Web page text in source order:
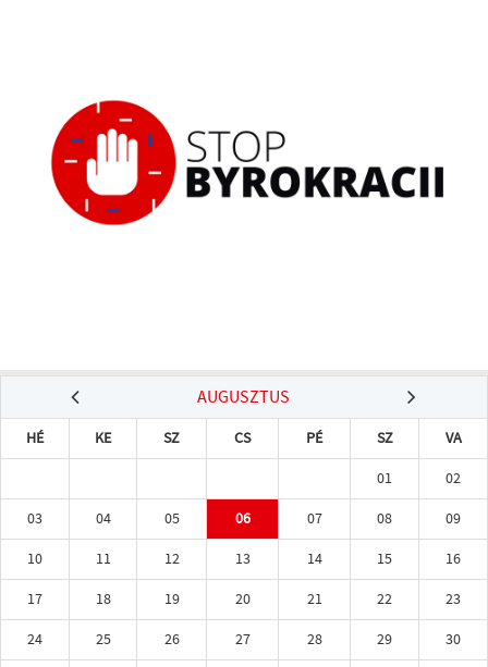
AUGUSZTUS
HÉ KE SZ CS PÉ SZ
VA
01
02
03
04 05 06 07 08
09
10
11 12 13 14 15
16
17
18 19 20 21 22
23
24
25 26 27 28 29
30